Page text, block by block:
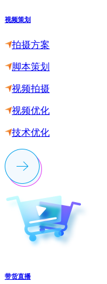
视频策划
拍摄方案
脚本策划
视频拍摄
视频优化
技术优化
带货直播